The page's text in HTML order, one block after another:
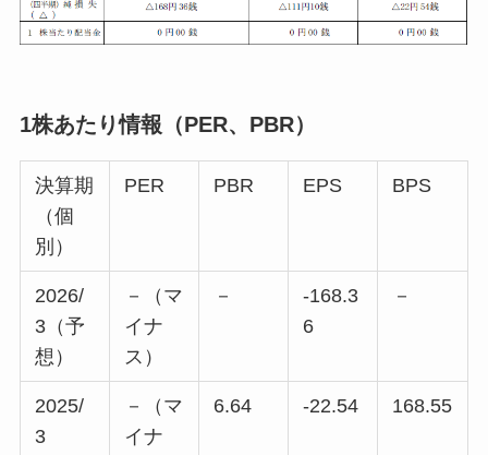
1株あたり情報（PER、PBR）
決算期
（個
別）
PER PBR EPS BPS
2026/
3（予
想）
－（マ
イナ
ス）
－
-168.3
6
－
2025/
3
－（マ
イナ
6.64 -22.54 168.55